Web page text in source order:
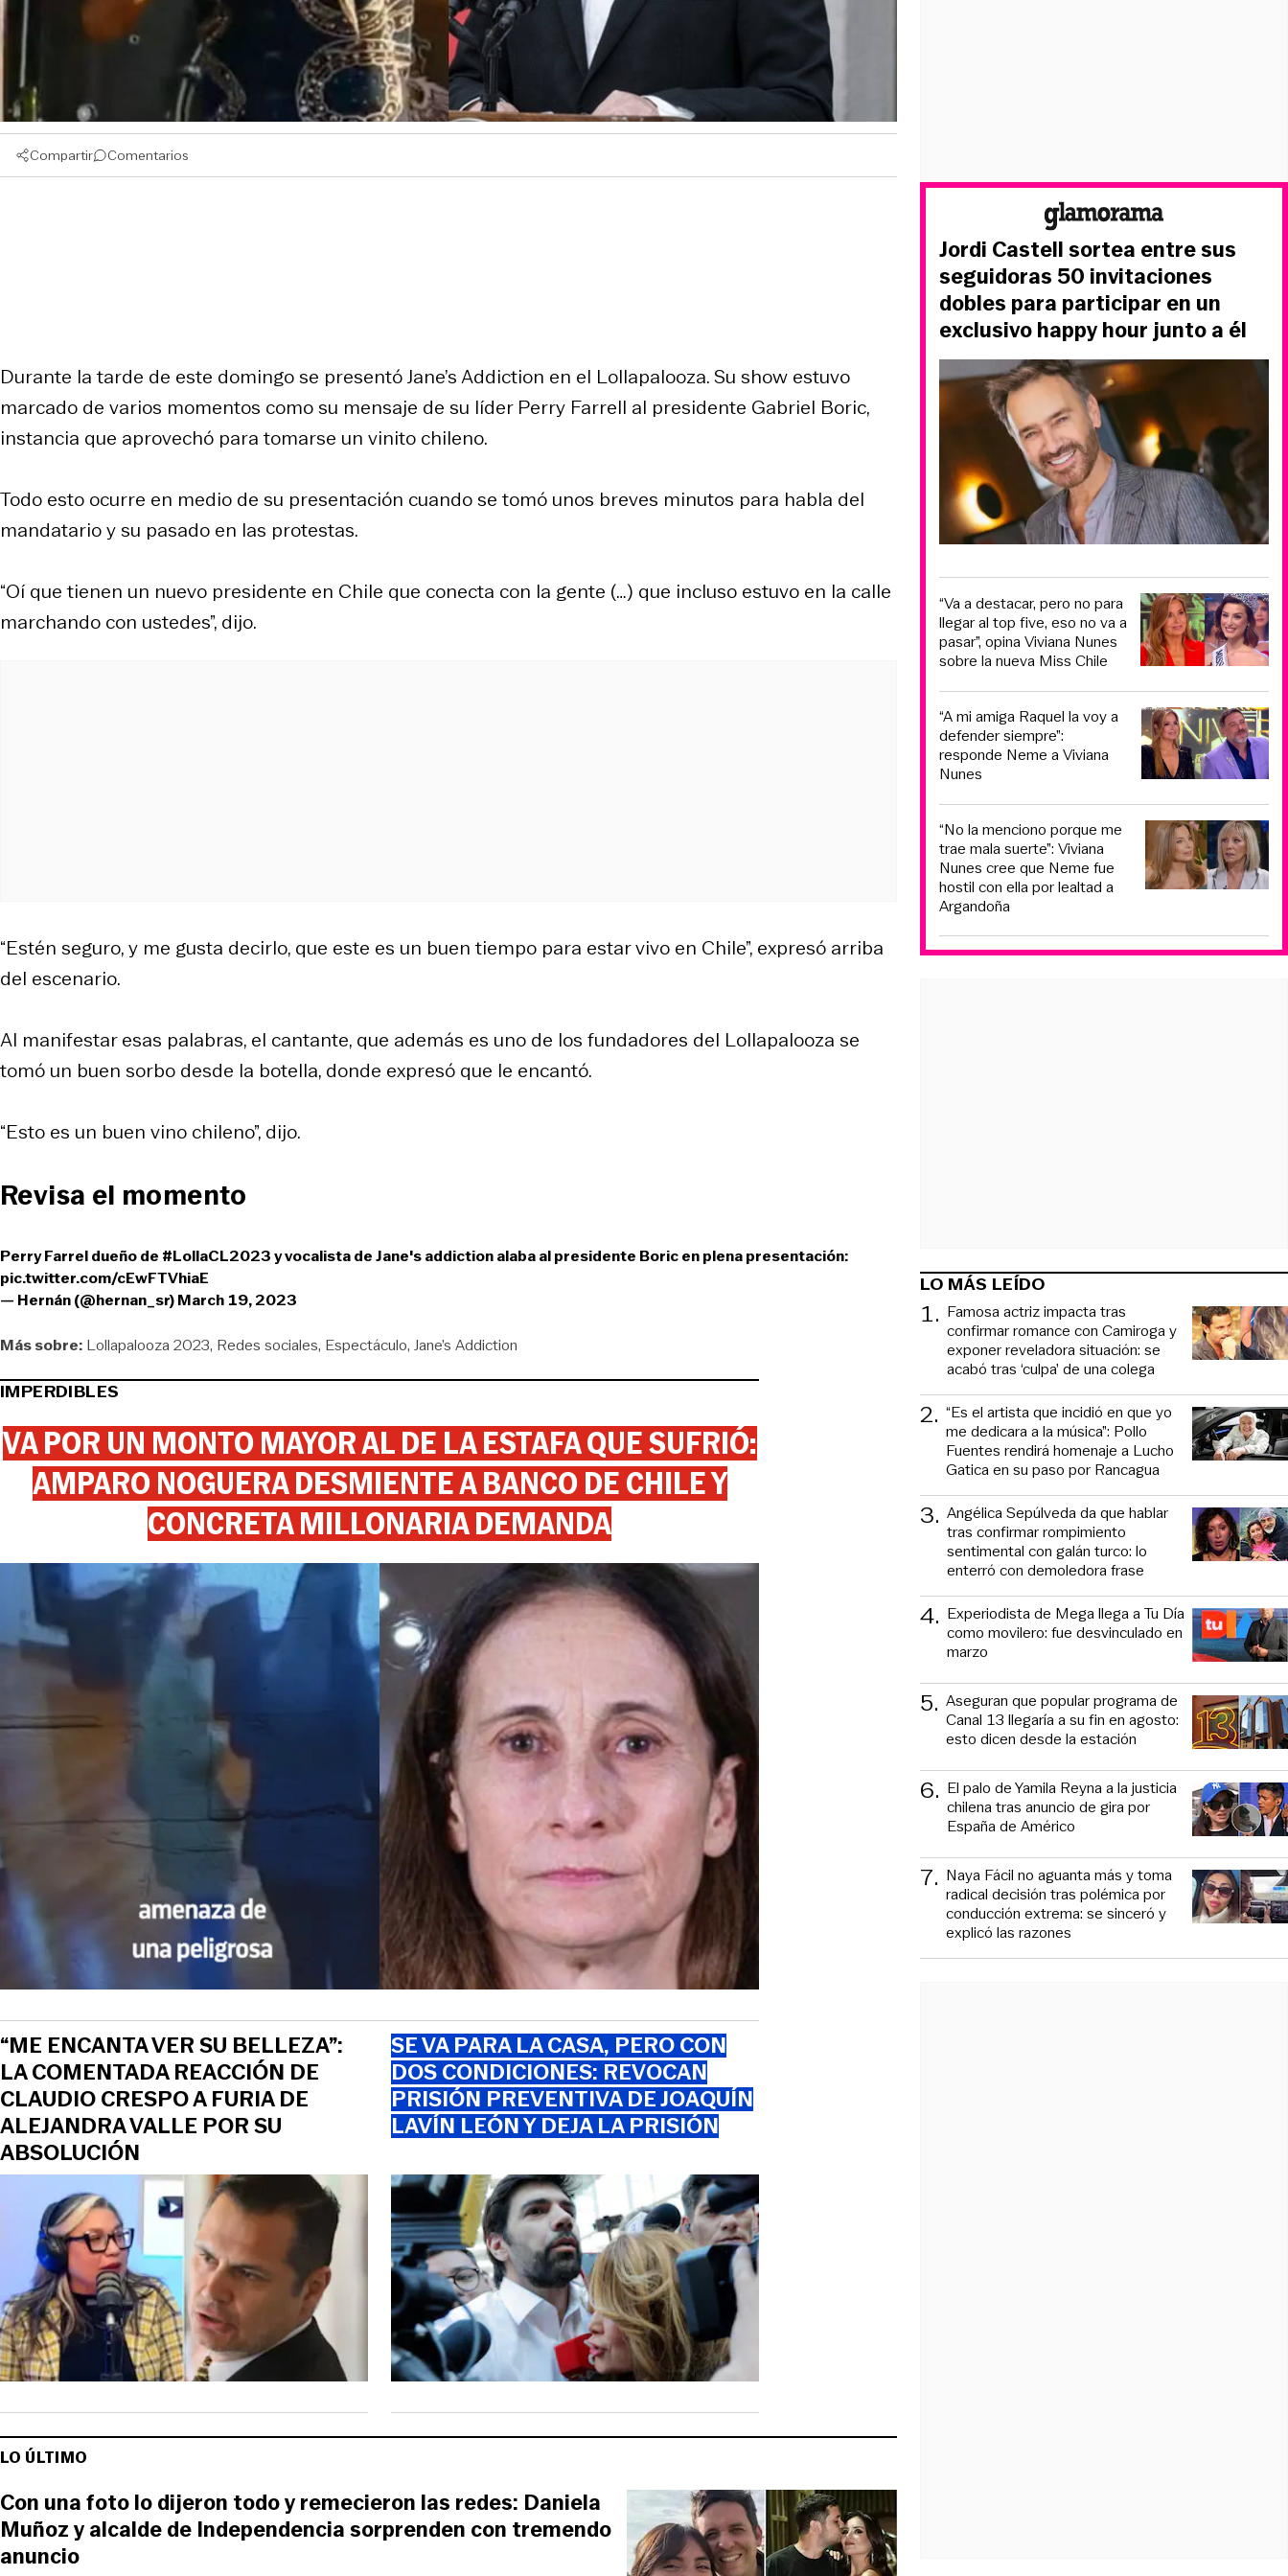
Compartir Comentarios
Durante la tarde de este domingo se presentó Jane’s Addiction en el Lollapalooza. Su show estuvo
marcado de varios momentos como su mensaje de su líder Perry Farrell al presidente Gabriel Boric,
instancia que aprovechó para tomarse un vinito chileno.
Todo esto ocurre en medio de su presentación cuando se tomó unos breves minutos para habla del
mandatario y su pasado en las protestas.
“Oí que tienen un nuevo presidente en Chile que conecta con la gente (…) que incluso estuvo en la calle
marchando con ustedes”, dijo.
“Estén seguro, y me gusta decirlo, que este es un buen tiempo para estar vivo en Chile”, expresó arriba
del escenario.
Al manifestar esas palabras, el cantante, que además es uno de los fundadores del Lollapalooza se
tomó un buen sorbo desde la botella, donde expresó que le encantó.
“Esto es un buen vino chileno”, dijo.
Revisa el momento
Perry Farrel dueño de #LollaCL2023y vocalista de Jane's addiction alaba al presidente Boric en plena presentación:
pic.twitter.com/cEwFTVhiaE
— Hernán (@hernan_sr)March 19, 2023
Más sobre: Lollapalooza 2023 Redes sociales Espectáculo Jane’s Addiction
IMPERDIBLES
VA POR UN MONTO MAYOR AL DE LA ESTAFA QUE SUFRIÓ:
AMPARO NOGUERA DESMIENTE A BANCO DE CHILE Y
CONCRETA MILLONARIA DEMANDA
“ME ENCANTA VER SU BELLEZA”:
LA COMENTADA REACCIÓN DE
CLAUDIO CRESPO A FURIA DE
ALEJANDRA VALLE POR SU
ABSOLUCIÓN
SE VA PARA LA CASA, PERO CON
DOS CONDICIONES: REVOCAN
PRISIÓN PREVENTIVA DE JOAQUÍN
LAVÍN LEÓN Y DEJA LA PRISIÓN
LO ÚLTIMO
Con una foto lo dijeron todo y remecieron las redes: Daniela
Muñoz y alcalde de Independencia sorprenden con tremendo
anuncio
Jordi Castell sortea entre sus
seguidoras 50 invitaciones
dobles para participar en un
exclusivo happy hour junto a él
“Va a destacar, pero no para
llegar al top five, eso no va a
pasar”, opina Viviana Nunes
sobre la nueva Miss Chile
“A mi amiga Raquel la voy a
defender siempre”:
responde Neme a Viviana
Nunes
“No la menciono porque me
trae mala suerte”: Viviana
Nunes cree que Neme fue
hostil con ella por lealtad a
Argandoña
LO MÁS LEÍDO
1. Famosa actriz impacta tras
confirmar romance con Camiroga y
exponer reveladora situación: se
acabó tras ‘culpa’ de una colega
2. “Es el artista que incidió en que yo
me dedicara a la música”: Pollo
Fuentes rendirá homenaje a Lucho
Gatica en su paso por Rancagua
3. Angélica Sepúlveda da que hablar
tras confirmar rompimiento
sentimental con galán turco: lo
enterró con demoledora frase
4. Experiodista de Mega llega a Tu Día
como movilero: fue desvinculado en
marzo
5. Aseguran que popular programa de
Canal 13 llegaría a su fin en agosto:
esto dicen desde la estación
6. El palo de Yamila Reyna a la justicia
chilena tras anuncio de gira por
España de Américo
7. Naya Fácil no aguanta más y toma
radical decisión tras polémica por
conducción extrema: se sinceró y
explicó las razones